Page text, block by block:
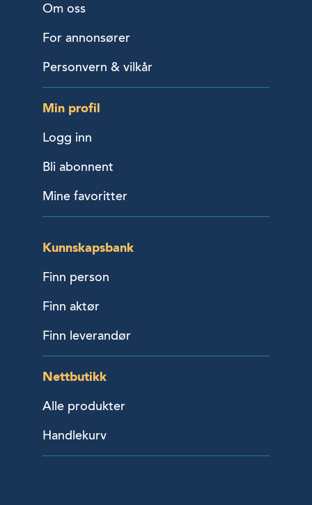
Om oss
For annonsører
Personvern & vilkår
Min profil
Logg inn
Bli abonnent
Mine favoritter
Kunnskapsbank
Finn person
Finn aktør
Finn leverandør
Nettbutikk
Alle produkter
Handlekurv